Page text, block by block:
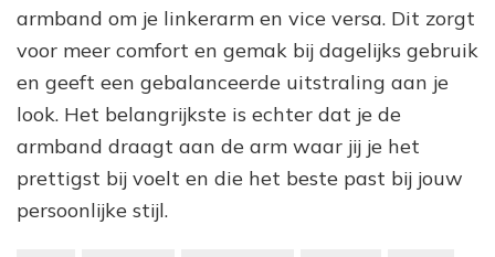
armband om je linkerarm en vice versa. Dit zorgt
voor meer comfort en gemak bij dagelijks gebruik
en geeft een gebalanceerde uitstraling aan je
look. Het belangrijkste is echter dat je de
armband draagt aan de arm waar jij je het
prettigst bij voelt en die het beste past bij jouw
persoonlijke stijl.